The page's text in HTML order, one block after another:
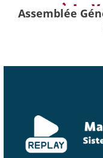
Assemblée